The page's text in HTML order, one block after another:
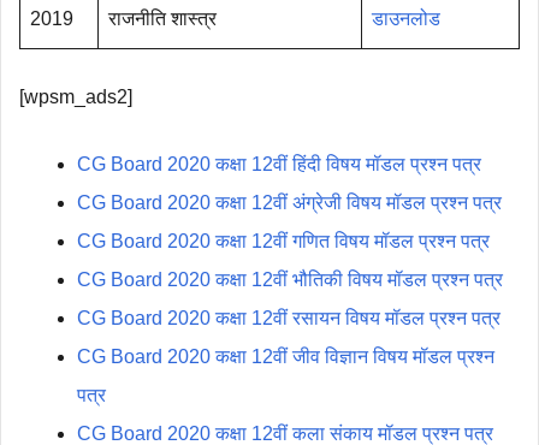
2019 राजनीति शास्त्र डाउनलोड
[wpsm_ads2]
CG Board 2020 कक्षा 12वीं हिंदी विषय मॉडल प्रश्न पत्र
CG Board 2020 कक्षा 12वीं अंग्रेजी विषय मॉडल प्रश्न पत्र
CG Board 2020 कक्षा 12वीं गणित विषय मॉडल प्रश्न पत्र
CG Board 2020 कक्षा 12वीं भौतिकी विषय मॉडल प्रश्न पत्र
CG Board 2020 कक्षा 12वीं रसायन विषय मॉडल प्रश्न पत्र
CG Board 2020 कक्षा 12वीं जीव विज्ञान विषय मॉडल प्रश्न
पत्र
CG Board 2020 कक्षा 12वीं कला संकाय मॉडल प्रश्न पत्र